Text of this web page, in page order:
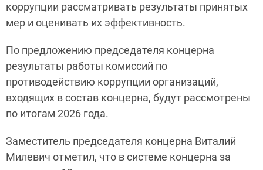
коррупции рассматривать результаты принятых
мер и оценивать их эффективность.
По предложению председателя концерна
результаты работы комиссий по
противодействию коррупции организаций,
входящих в состав концерна, будут рассмотрены
по итогам 2026 года.
Заместитель председателя концерна Виталий
Милевич отметил, что в системе концерна за